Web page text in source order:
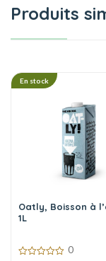
Produits
En stock
Oatly, Boisson à
1L
0